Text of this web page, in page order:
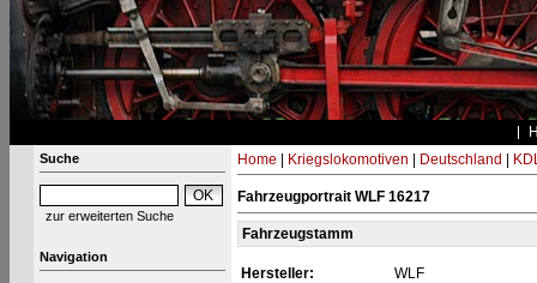
Suche
zur erweiterten Suche
Navigation
Home Kriegslokomotiven Deutschland
Fahrzeugportrait WLF 16217
Fahrzeugstamm
Hersteller:
WLF